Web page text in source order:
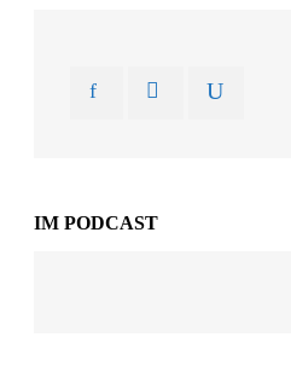
IM PODCAST